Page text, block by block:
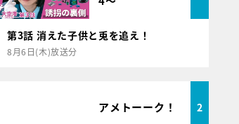
第3話 消えた子供と兎を追え！
8月6日(木)放送分
アメトーーク！ 2